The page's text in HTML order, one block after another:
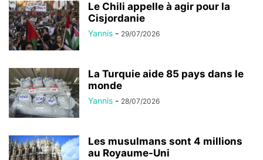
Le Chili appelle à agir pour la
Cisjordanie
Yannis - 29/07/2026
La Turquie aide 85 pays dans le
monde
Yannis - 28/07/2026
Les musulmans sont 4 millions
au Royaume-Uni